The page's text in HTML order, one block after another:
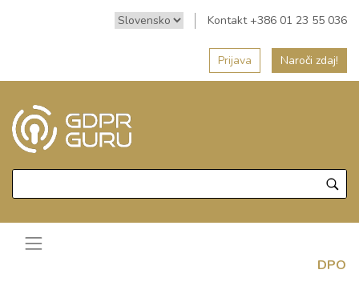
Kontakt +386 01 23 55 036
Prijava Naroči zdaj!
DPO